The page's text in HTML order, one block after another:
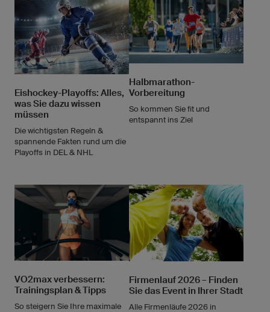
Eishockey-Playoffs: Alles,
was Sie dazu wissen
müssen
Die wichtigsten Regeln &
spannende Fakten rund um die
Playoffs in DEL & NHL
Halbmarathon-
Vorbereitung
So kommen Sie fit und
entspannt ins Ziel
VO2max verbessern:
Trainingsplan & Tipps
So steigern Sie Ihre maximale
Firmenlauf 2026 – Finden
Sie das Event in Ihrer Stadt
Alle Firmenläufe 2026 in